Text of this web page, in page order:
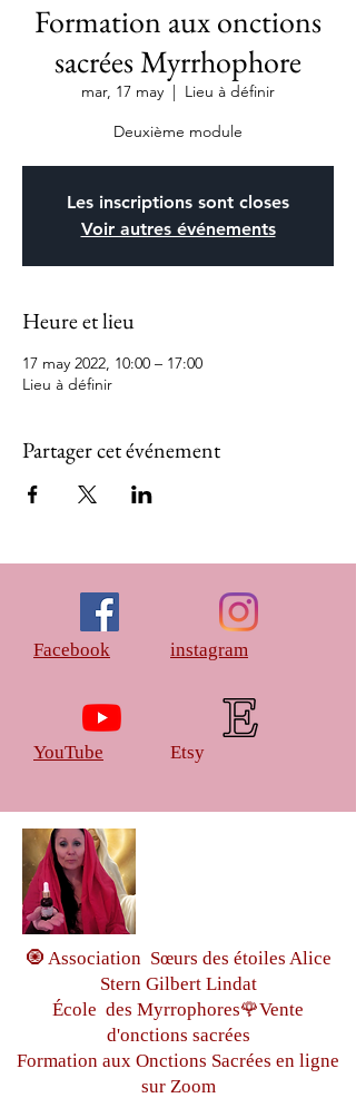
Formation aux onctions
sacrées Myrrhophore
mar, 17 may
  |
Lieu à définir
Deuxième module
Les inscriptions sont closes
Voir autres événements
Heure et lieu
17 may 2022, 10:00 – 17:00
Lieu à définir
Partager cet événement
Facebook
YouTube
instagram
Etsy
🧿 Association Sœurs des étoiles Alice
Stern Gilbert Lindat
École des Myrrophores🌹Vente
d'onctions sacrées
Formation aux Onctions Sacrées en ligne
sur Zoom